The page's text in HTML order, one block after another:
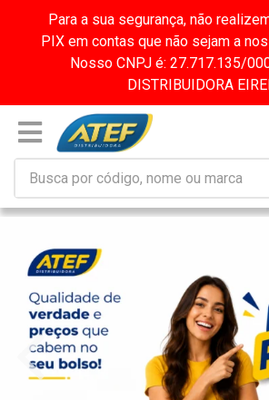
Para a sua segurança, não
PIX em contas que não sejam a
Nosso CNPJ é: 27.717.135/
DISTRIBUIDORA